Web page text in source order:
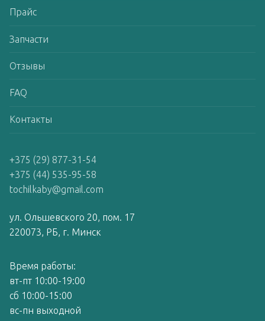
Прайс
Запчасти
Отзывы
FAQ
Контакты
+375 (29) 877-31-54
+375 (44) 535-95-58
tochilkaby@gmail.com
ул. Ольшевского 20, пом. 17
220073, РБ, г. Минск
Время работы:
вт-пт 10:00-19:00
сб 10:00-15:00
вс-пн выходной